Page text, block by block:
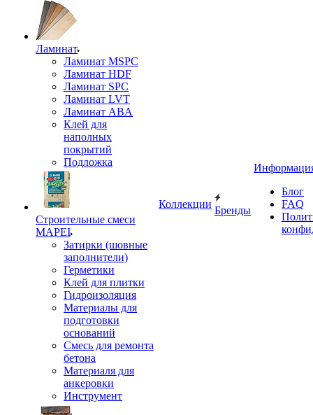
Ламинат
Ламинат MSPC
Ламинат HDF
Ламинат SPC
Ламинат LVT
Ламинат ABA
Клей для
наполных
покрытий
Подложка
Строительные смеси
MAPEI
Затирки (шовные
заполнители)
Герметики
Клей для плитки
Гидроизоляция
Материалы для
подготовки
оснований
Смесь для ремонта
бетона
Материаля для
анкеровки
Инструмент
Коллекции
Бренды
Блог
FAQ